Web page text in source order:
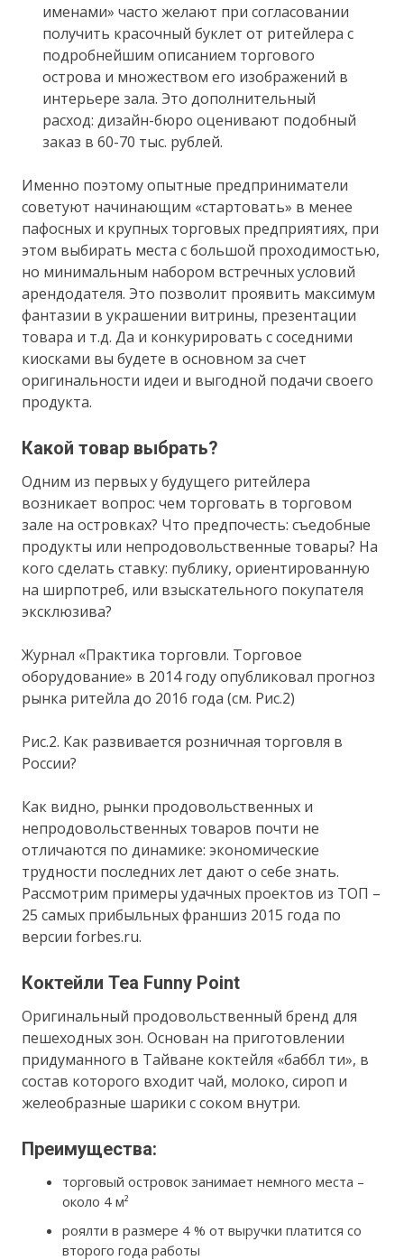
именами» часто желают при согласовании
получить красочный буклет от ритейлера с
подробнейшим описанием торгового
острова и множеством его изображений в
интерьере зала. Это дополнительный
расход: дизайн-бюро оценивают подобный
заказ в 60-70 тыс. рублей.
Именно поэтому опытные предприниматели
советуют начинающим «стартовать» в менее
пафосных и крупных торговых предприятиях, при
этом выбирать места с большой проходимостью,
но минимальным набором встречных условий
арендодателя. Это позволит проявить максимум
фантазии в украшении витрины, презентации
товара и т.д. Да и конкурировать с соседними
киосками вы будете в основном за счет
оригинальности идеи и выгодной подачи своего
продукта.
Какой товар выбрать?
Одним из первых у будущего ритейлера
возникает вопрос: чем торговать в торговом
зале на островках? Что предпочесть: съедобные
продукты или непродовольственные товары? На
кого сделать ставку: публику, ориентированную
на ширпотреб, или взыскательного покупателя
эксклюзива?
Журнал «Практика торговли. Торговое
оборудование» в 2014 году опубликовал прогноз
рынка ритейла до 2016 года (см. Рис.2)
Рис.2. Как развивается розничная торговля в
России?
Как видно, рынки продовольственных и
непродовольственных товаров почти не
отличаются по динамике: экономические
трудности последних лет дают о себе знать.
Рассмотрим примеры удачных проектов из ТОП –
25 самых прибыльных франшиз 2015 года по
версии forbes.ru.
Коктейли Tea Funny Point
Оригинальный продовольственный бренд для
пешеходных зон. Основан на приготовлении
придуманного в Тайване коктейля «баббл ти», в
состав которого входит чай, молоко, сироп и
желеобразные шарики с соком внутри.
Преимущества:
торговый островок занимает немного места –
около 4 м²
роялти в размере 4 % от выручки платится со
второго года работы